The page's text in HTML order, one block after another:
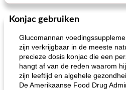
Konjac gebruiken
Glucomannan
zijn verkrijgbaar in de meeste
precieze dosis konjac die een
hangt af van de reden waarom
zijn leeftijd en algehele
De Amerikaanse Food Drug